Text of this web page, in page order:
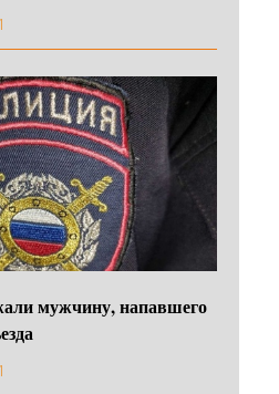
мужчину, напавшего